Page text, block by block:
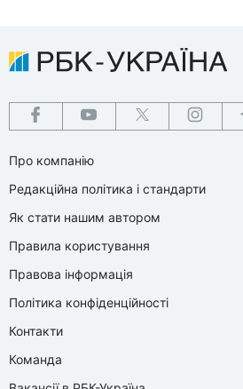
Про компанію
Редакційна політика і стандарти
Як стати нашим автором
Правила користування
Правова інформація
Політика конфіденційності
Контакти
Команда